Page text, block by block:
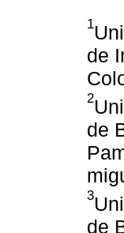
1
de
2
de
3
de